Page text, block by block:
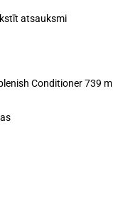
atsauksmi
Conditioner 739 ml